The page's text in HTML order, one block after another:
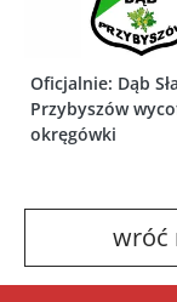
Oficjalnie: Dąb
Przybyszów
okręgówki
wróć